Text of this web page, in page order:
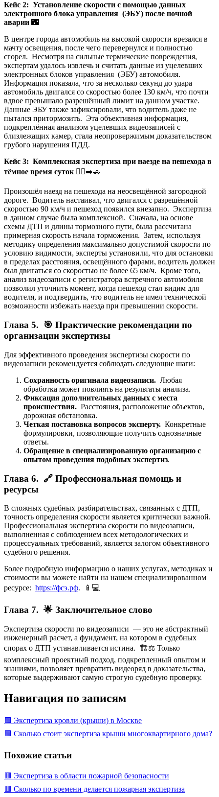
Кейс 2: Установление скорости с помощью данных
электронного блока управления (ЭБУ) после ночной
аварии 🌃
В центре города автомобиль на высокой скорости врезался в
мачту освещения, после чего перевернулся и полностью
сгорел. Несмотря на сильные термические повреждения,
экспертам удалось извлечь и считать данные из уцелевших
электронных блоков управления (ЭБУ) автомобиля.
Информация показала, что за несколько секунд до удара
автомобиль двигался со скоростью более 130 км/ч, что почти
вдвое превышало разрешённый лимит на данном участке.
Данные ЭБУ также зафиксировали, что водитель даже не
пытался притормозить. Эта объективная информация,
подкреплённая анализом уцелевших видеозаписей с
близлежащих камер, стала неопровержимым доказательством
грубого нарушения ПДД.
Кейс 3: Комплексная экспертиза при наезде на пешехода в
тёмное время суток 🚶‍♂️➡️🚗
Произошёл наезд на пешехода на неосвещённой загородной
дороге. Водитель настаивал, что двигался с разрешённой
скоростью 90 км/ч и пешеход появился внезапно. Экспертиза
в данном случае была комплексной. Сначала, на основе
схемы ДТП и длины тормозного пути, была рассчитана
примерная скорость начала торможения. Затем, используя
методику определения максимально допустимой скорости по
условию видимости, эксперты установили, что для остановки
в пределах расстояния, освещённого фарами, водитель должен
был двигаться со скоростью не более 65 км/ч. Кроме того,
анализ видеозаписи с регистратора встречного автомобиля
позволил уточнить момент, когда пешеход стал видим для
водителя, и подтвердить, что водитель не имел технической
возможности избежать наезда при превышении скорости.
Глава 5. 🎯 Практические рекомендации по
организации экспертизы
Для эффективного проведения экспертизы скорости по
видеозаписи рекомендуется соблюдать следующие шаги:
Сохранность оригинала видеозаписи. Любая
обработка может повлиять на результаты анализа.
Фиксация дополнительных данных с места
происшествия. Расстояния, расположение объектов,
дорожная обстановка.
Четкая постановка вопросов эксперту. Конкретные
формулировки, позволяющие получить однозначные
ответы.
Обращение в специализированную организацию с
опытом проведения подобных экспертиз.
Глава 6. 🔗 Профессиональная помощь и
ресурсы
В сложных судебных разбирательствах, связанных с ДТП,
точность определения скорости является критически важной.
Профессиональная экспертиза скорости по видеозаписи,
выполненная с соблюдением всех методологических и
процессуальных требований, является залогом объективного
судебного решения.
Более подробную информацию о наших услугах, методиках и
стоимости вы можете найти на нашем специализированном
ресурсе: https://фсэ.рф. 📱💻
Глава 7. 🌟 Заключительное слово
Экспертиза скорости по видеозаписи — это не абстрактный
инженерный расчет, а фундамент, на котором в судебных
спорах о ДТП устанавливается истина. 🏗️⚖️ Только
комплексный проектный подход, подкрепленный опытом и
знаниями, позволяет превратить видеоряд в доказательства,
которые выдерживают самую строгую судебную проверку.
Навигация по записям
🟩 Экспертиза кровли (крыши) в Москве
🟩 Сколько стоит экспертиза крыши многоквартирного дома?
Похожие статьи
🟥 Экспертиза в области пожарной безопасности
🟥 Сколько по времени делается пожарная экспертиза